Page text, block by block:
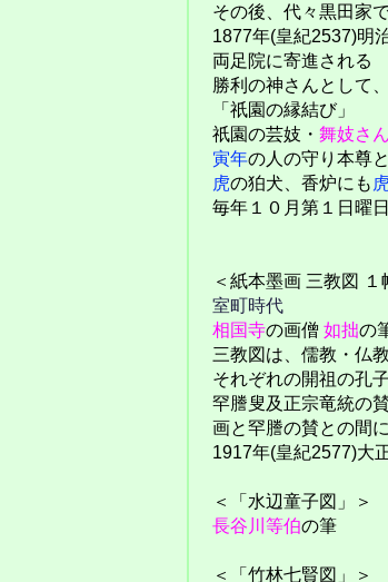
その後、代々黒田家
1877年(皇紀2537)明
両足院に寄進される
勝利の神さんとして
「祇園の縁結び」
祇園の芸妓・ 舞妓さん
寅年の人の守り本尊
虎の狛犬、香炉にも 虎
毎年１０月第１日曜
＜紙本墨画 三教図 １
室町時代
相国寺の画僧 如拙の
三教図は、儒教・仏
それぞれの開祖の孔
罕謄叟及正宗竜統の
画と罕謄の賛との間
1917年(皇紀2577)大
＜「水辺童子図」＞
長谷川等伯の筆
＜「竹林七賢図」＞